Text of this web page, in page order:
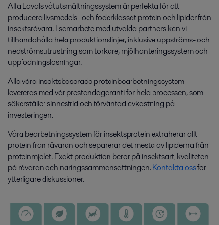
Alfa Lavals våtutsmältningssystem är perfekta för att
producera livsmedels- och foderklassat protein och lipider från
insektsråvara. I samarbete med utvalda partners kan vi
tillhandahålla hela produktionslinjer, inklusive uppströms- och
nedströmsutrustning som torkare, mjölhanteringssystem och
uppfödningslösningar.
Alla våra insektsbaserade proteinbearbetningssystem
levereras med vår prestandagaranti för hela processen, som
säkerställer sinnesfrid och förväntad avkastning på
investeringen.
Våra bearbetningssystem för insektsprotein extraherar allt
protein från råvaran och separerar det mesta av lipiderna från
proteinmjölet. Exakt produktion beror på insektsart, kvaliteten
på råvaran och näringssammansättningen.Kontakta ossför
ytterligare diskussioner.